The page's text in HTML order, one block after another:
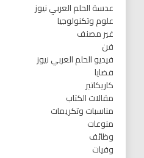
عدسة الحلم العربي نيوز
علوم وتكنولوجيا
غير مصنف
فن
فيديو الحلم العربي نيوز
قضايا
كاريكاتير
مقالات الكتاب
مناسبات وتكريمات
منوعات
وظائف
وفيات